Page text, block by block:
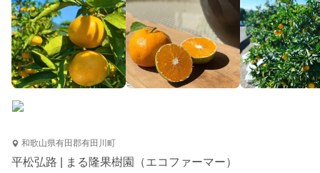
和歌山県有田郡有田川町
平松弘路 | まる隆果樹園（エコファーマー）